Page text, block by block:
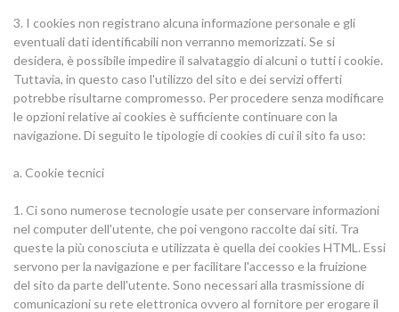
3. I cookies non registrano alcuna informazione personale e gli
eventuali dati identificabili non verranno memorizzati. Se si
desidera, è possibile impedire il salvataggio di alcuni o tutti i cookie.
Tuttavia, in questo caso l'utilizzo del sito e dei servizi offerti
potrebbe risultarne compromesso. Per procedere senza modificare
le opzioni relative ai cookies è sufficiente continuare con la
navigazione. Di seguito le tipologie di cookies di cui il sito fa uso:
a. Cookie tecnici
1. Ci sono numerose tecnologie usate per conservare informazioni
nel computer dell'utente, che poi vengono raccolte dai siti. Tra
queste la più conosciuta e utilizzata è quella dei cookies HTML. Essi
servono per la navigazione e per facilitare l'accesso e la fruizione
del sito da parte dell'utente. Sono necessari alla trasmissione di
comunicazioni su rete elettronica ovvero al fornitore per erogare il